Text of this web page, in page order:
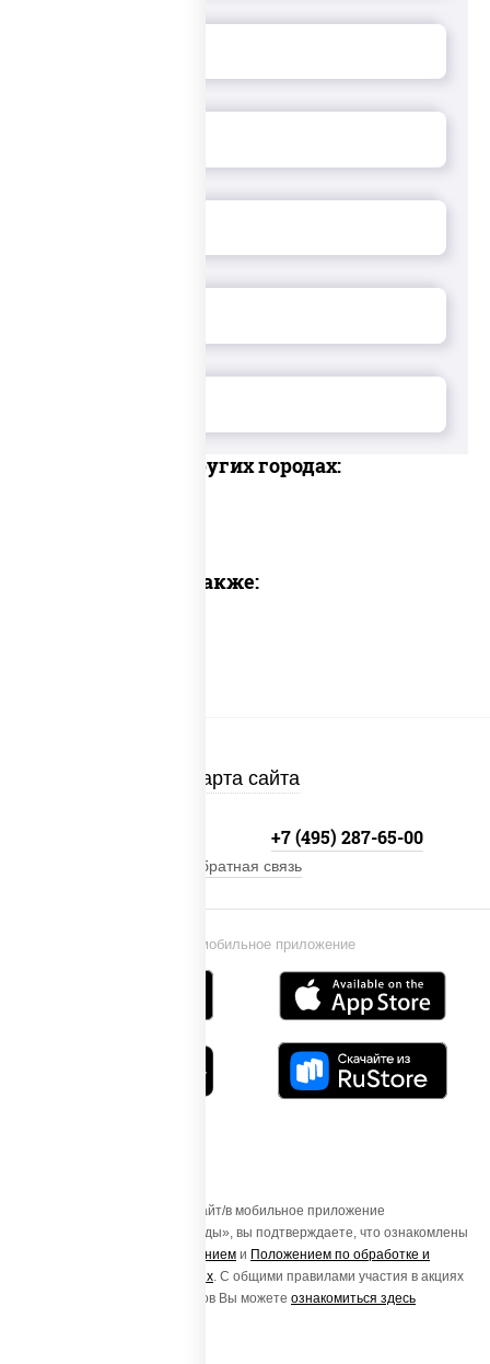
Доставка в других городах:
Предлагаем также:
Карта сайта
Установи мобильное приложение
+7 (495) 287-65-00
Обратная связь
Осуществляя вход на этот Сайт/в мобильное приложение
«ПиццаСушиВок - доставка еды», вы подтверждаете, что ознакомлены
Пользовательским соглашением и Положением по обработке и
защите персональных данных . С общими правилами участия в акциях
и порядке получения подарков Вы можете ознакомиться здесь